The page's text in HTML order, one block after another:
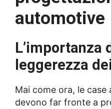
automotive
L’importanza
leggerezza
Mai come ora, le
devono far fronte a